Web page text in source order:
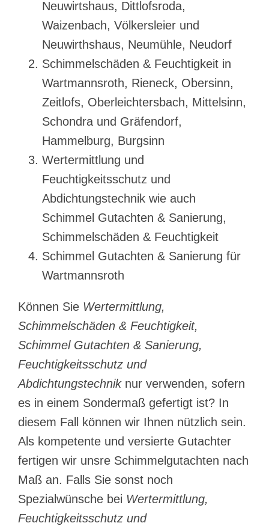
Neuwirtshaus, Dittlofsroda,
Waizenbach, Völkersleier und
Neuwirthshaus, Neumühle, Neudorf
Schimmelschäden & Feuchtigkeit in
Wartmannsroth, Rieneck, Obersinn,
Zeitlofs, Oberleichtersbach, Mittelsinn,
Schondra und Gräfendorf,
Hammelburg, Burgsinn
Wertermittlung und
Feuchtigkeitsschutz und
Abdichtungstechnik wie auch
Schimmel Gutachten & Sanierung,
Schimmelschäden & Feuchtigkeit
Schimmel Gutachten & Sanierung für
Wartmannsroth
Können Sie Wertermittlung,
Schimmelschäden & Feuchtigkeit,
Schimmel Gutachten & Sanierung,
Feuchtigkeitsschutz und
Abdichtungstechniknur verwenden, sofern
es in einem Sondermaß gefertigt ist? In
diesem Fall können wir Ihnen nützlich sein.
Als kompetente und versierte Gutachter
fertigen wir unsre Schimmelgutachten nach
Maß an. Falls Sie sonst noch
Spezialwünsche bei Wertermittlung,
Feuchtigkeitsschutz und